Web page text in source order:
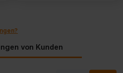
von Kunden